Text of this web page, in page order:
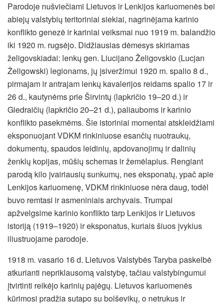
Parodoje nušviečiami Lietuvos ir Lenkijos kariuomenės bei
abiejų valstybių teritoriniai siekiai, nagrinėjama karinio
konflikto genezė ir kariniai veiksmai nuo 1919 m. balandžio
iki 1920 m. rugsėjo. Didžiausias dėmesys skiriamas
želigovskiadai: lenkų gen. Liucijano Želigovskio (Lucjan
Żeligowski) legionams, jų įsiveržimui 1920 m. spalio 8 d.,
pirmajam ir antrajam lenkų kavalerijos reidams spalio 17 ir
26 d., kautynėms prie Širvintų (lapkričio 19–20 d.) ir
Giedraičių (lapkričio 20–21 d.), paliauboms ir karinio
konflikto pasekmėms. Šie istoriniai momentai atskleidžiami
eksponuojant VDKM rinkiniuose esančių nuotraukų,
dokumentų, spaudos leidinių, apdovanojimų ir dalinių
ženklų kopijas, mūšių schemas ir žemėlapius. Rengiant
parodą kilo įvairiausių sunkumų, nes eksponatų, ypač apie
Lenkijos kariuomenę, VDKM rinkiniuose nėra daug, todėl
buvo remtasi ir asmeniniais archyvais. Trumpai
apžvelgsime karinio konflikto tarp Lenkijos ir Lietuvos
istoriją (1919–1920) ir eksponatus, kuriais šiuos įvykius
iliustruojame parodoje.
1918 m. vasario 16 d. Lietuvos Valstybės Taryba paskelbė
atkurianti nepriklausomą valstybę, tačiau valstybingumui
įtvirtinti reikėjo karinių pajėgų. Lietuvos kariuomenės
kūrimosi pradžia sutapo su bolševikų, o netrukus ir